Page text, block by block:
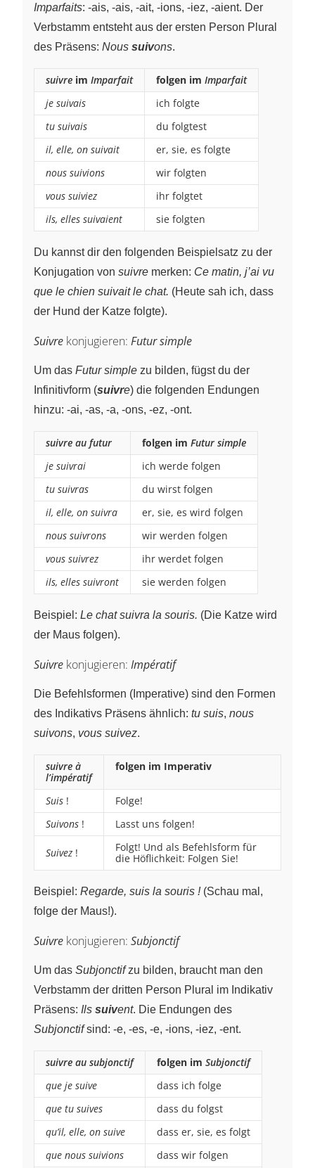
Imparfaits: -ais, -ais, -ait, -ions, -iez, -aient. Der
Verbstamm entsteht aus der ersten Person Plural
des Präsens: Nous suivons.
suivre im Imparfait folgen im Imparfait
je suivais
ich folgte
tu suivais
du folgtest
il, elle, on suivait
er, sie, es folgte
nous suivions
wir folgten
vous suiviez
ihr folgtet
ils, elles suivaient
sie folgten
Du kannst dir den folgenden Beispielsatz zu der
Konjugation von suivre merken: Ce matin, j’ai vu
que le chien suivait le chat. (Heute sah ich, dass
der Hund der Katze folgte).
Suivre konjugieren: Futur simple
Um das Futur simple zu bilden, fügst du der
Infinitivform (suivre) die folgenden Endungen
hinzu: -ai, -as, -a, -ons, -ez, -ont.
suivre au futur folgen im Futur simple
je suivrai
ich werde folgen
tu suivras
du wirst folgen
il, elle, on suivra
er, sie, es wird folgen
nous suivrons
wir werden folgen
vous suivrez
ihr werdet folgen
ils, elles suivront
sie werden folgen
Beispiel: Le chat suivra la souris. (Die Katze wird
der Maus folgen).
Suivre konjugieren: Impératif
Die Befehlsformen (Imperative) sind den Formen
des Indikativs Präsens ähnlich: tu suis, nous
suivons, vous suivez.
suivre à
l’impératif
folgen im Imperativ
Suis !
Folge!
Suivons ! Lasst uns folgen!
Suivez !
Folgt! Und als Befehlsform für
die Höflichkeit: Folgen Sie!
Beispiel: Regarde, suis la souris !(Schau mal,
folge der Maus!).
Suivre konjugieren: Subjonctif
Um das Subjonctifzu bilden, braucht man den
Verbstamm der dritten Person Plural im Indikativ
Präsens: Ils suivent. Die Endungen des
Subjonctifsind: -e, -es, -e, -ions, -iez, -ent.
suivre au subjonctif folgen im Subjonctif
que je suive
dass ich folge
que tu suives
dass du folgst
qu’il, elle, on suive
dass er, sie, es folgt
que nous suivions
dass wir folgen